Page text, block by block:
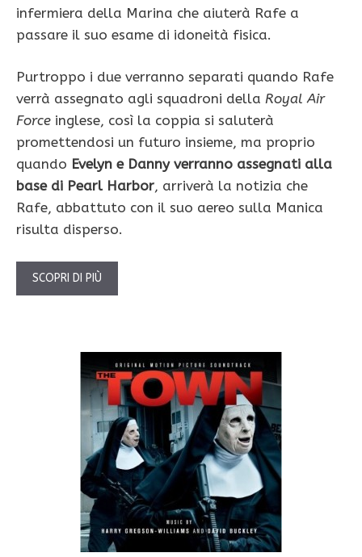
infermiera della Marina che aiuterà Rafe a
passare il suo esame di idoneità fisica.
Purtroppo i due verranno separati quando Rafe
verrà assegnato agli squadroni della Royal Air
Force inglese, così la coppia si saluterà
promettendosi un futuro insieme, ma proprio
quando Evelyn e Danny verranno assegnati alla
base di Pearl Harbor, arriverà la notizia che
Rafe, abbattuto con il suo aereo sulla Manica
risulta disperso.
SCOPRI DI PIÙ